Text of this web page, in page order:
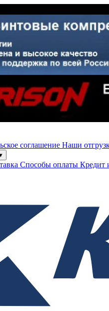
соглашение Наши
Способы оплаты Кредит